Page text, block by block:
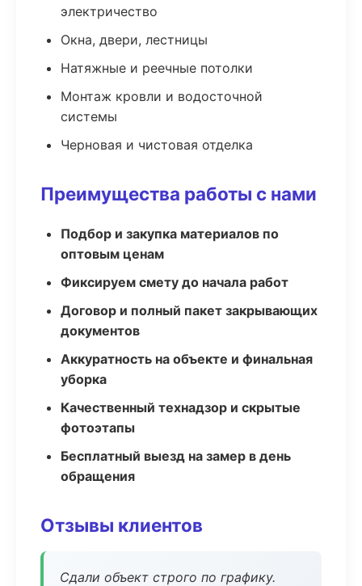
электричество
Окна, двери, лестницы
Натяжные и реечные потолки
Монтаж кровли и водосточной
системы
Черновая и чистовая отделка
Преимущества работы с нами
Подбор и закупка материалов по
оптовым ценам
Фиксируем смету до начала работ
Договор и полный пакет закрывающих
документов
Аккуратность на объекте и финальная
уборка
Качественный технадзор и скрытые
фотоэтапы
Бесплатный выезд на замер в день
обращения
Отзывы клиентов
Сдали объект строго по графику.